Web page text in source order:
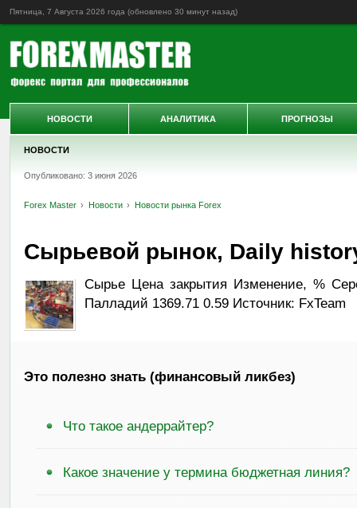
Пятница, 7 Августа 2026 года (обновлено 30 минут назад)
НОВОСТИ
Опубликовано: 3 июня 2026
Forex Master Новости Новости рынка Forex
Сырьевой рынок, Daily
Сырье Цена закрытия Изменение, %
Палладий 1369.71 0.59 Источник: FxTeam
Это полезно знать (финансовый ликбез)
Что такое андеррайтер?
Какое значение у термина бюджетная линия?
НОВОСТИ АНАЛИТИКА ПРОГНОЗЫ